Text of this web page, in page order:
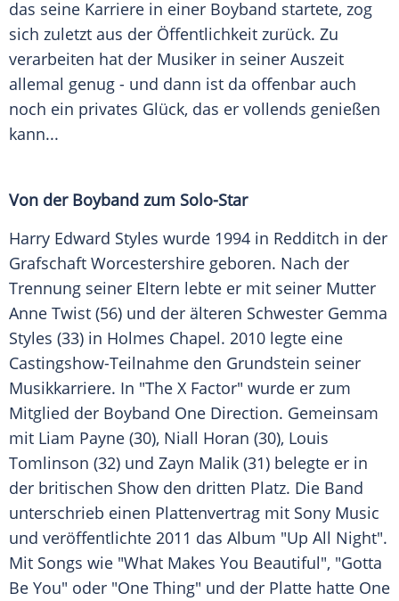
das seine Karriere in einer Boyband startete, zog
sich zuletzt aus der Öffentlichkeit zurück. Zu
verarbeiten hat der Musiker in seiner Auszeit
allemal genug - und dann ist da offenbar auch
noch ein privates Glück, das er vollends genießen
kann...
Von der Boyband zum Solo-Star
Harry Edward Styles wurde 1994 in Redditch in der
Grafschaft Worcestershire geboren. Nach der
Trennung seiner Eltern lebte er mit seiner Mutter
Anne Twist (56) und der älteren Schwester Gemma
Styles (33) in Holmes Chapel. 2010 legte eine
Castingshow-Teilnahme den Grundstein seiner
Musikkarriere. In "The X Factor" wurde er zum
Mitglied der Boyband One Direction. Gemeinsam
mit Liam Payne (30), Niall Horan (30), Louis
Tomlinson (32) und Zayn Malik (31) belegte er in
der britischen Show den dritten Platz. Die Band
unterschrieb einen Plattenvertrag mit Sony Music
und veröffentlichte 2011 das Album "Up All Night".
Mit Songs wie "What Makes You Beautiful", "Gotta
Be You" oder "One Thing" und der Platte hatte One